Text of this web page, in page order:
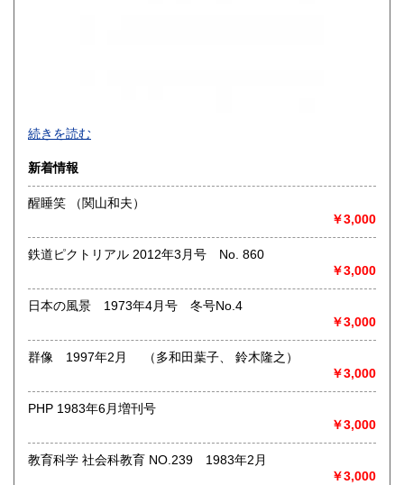
買取品目一覧
術・アート・建築・書道・理工学・東洋医学・ビジネス書・
武道・山岳・オカルト・幻想文学・サブカルチャー・70年
代、80年代アイドル・アニメ・漫画・雑誌・アダルト・マニ
◎メディア商品【ジャズ・ロック・クラシック・映画・アニ
メ・ゲーム・声優・アイドル・ビジネス・アダルト・車・バ
EP、カセット、ポスター、おもちゃ、グッズ、パンフレット
などマニアックなものを中心に高価買取
ンタイア・和本・漢籍・戦争㊙︎資料・書道具・茶道具・戦前
絵はがき・鳥瞰図・古地図・浮世絵・軸・拓本・印譜・エロ
グロ】など古いものの中には希少価値の高いものも多数ござ
いますので価値がないと処分される前に是非 ｢古本倶楽部｣ま
沿線名：-
続きを読む
新着情報
醒睡笑 （関山和夫）
￥3,000
鉄道ピクトリアル 2012年3月号 No. 860
￥3,000
日本の風景 1973年4月号 冬号No.4
￥3,000
群像 1997年2月 （多和田葉子、 鈴木隆之）
￥3,000
PHP 1983年6月増刊号
￥3,000
教育科学 社会科教育 NO.239 1983年2月
￥3,000